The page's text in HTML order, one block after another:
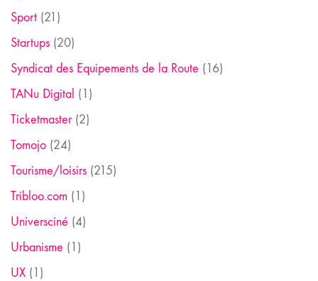
Sport (21)
Startups (20)
Syndicat des Equipements de la Route (16)
TANu Digital (1)
Ticketmaster(2)
Tomojo (24)
Tourisme/loisirs (215)
Tribloo.com (1)
Universciné (4)
Urbanisme (1)
UX (1)